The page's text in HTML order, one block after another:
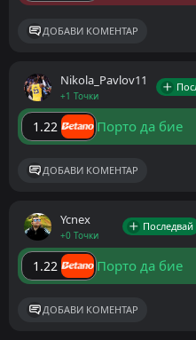
ДОБАВИ КОМЕНТАР
Nikola_Pavlov11
+1 Точки
1.22 Порто да бие
ДОБАВИ КОМЕНТАР
Ycnex
+0 Точки
Последвай
1.22 Порто да бие
ДОБАВИ КОМЕНТАР